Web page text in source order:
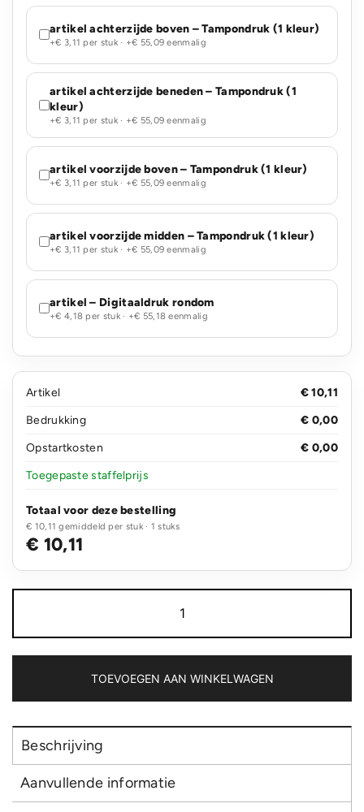
artikel achterzijde boven – Tampondruk (1 kleur)
+€ 3,11 per stuk · +€ 55,09 eenmalig
artikel achterzijde beneden – Tampondruk (1
kleur)
+€ 3,11 per stuk · +€ 55,09 eenmalig
artikel voorzijde boven – Tampondruk (1 kleur)
+€ 3,11 per stuk · +€ 55,09 eenmalig
artikel voorzijde midden – Tampondruk (1 kleur)
+€ 3,11 per stuk · +€ 55,09 eenmalig
artikel – Digitaaldruk rondom
+€ 4,18 per stuk · +€ 55,18 eenmalig
Artikel
€ 10,11
Bedrukking
€ 0,00
Opstartkosten
€ 0,00
Toegepaste staffelprijs
Totaal voor deze bestelling
€ 10,11 gemiddeld per stuk · 1 stuks
€ 10,11
isoleer
kurk
aantal
TOEVOEGEN AAN WINKELWAGEN
Beschrijving
Aanvullende informatie